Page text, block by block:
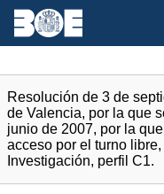
Resolución de 3 de
de Valencia, por la que
junio de 2007, por la
acceso por el turno
Investigación, perfil C1.